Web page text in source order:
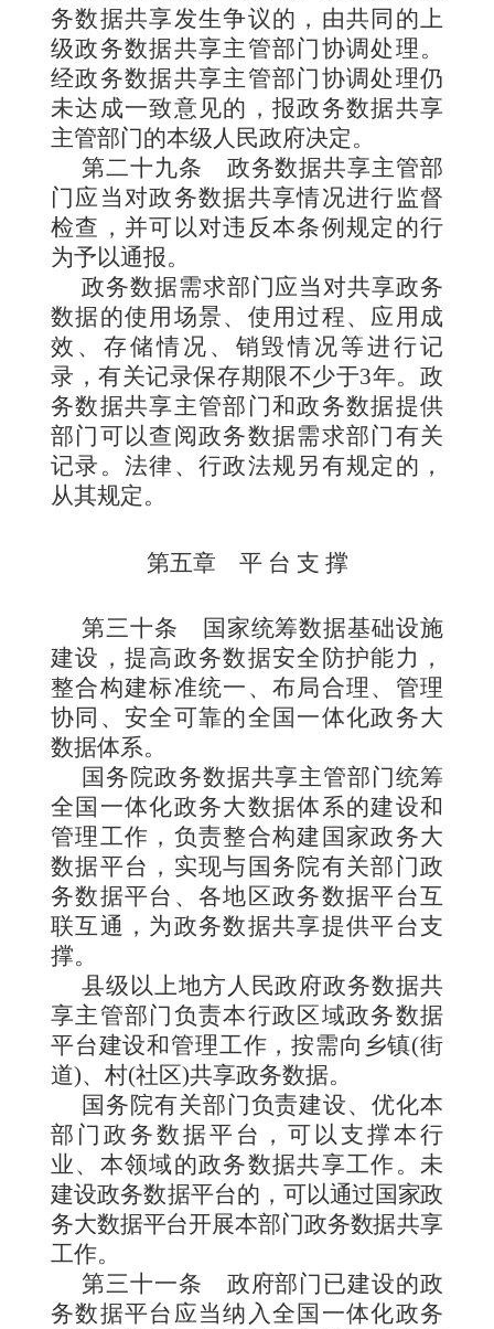
务数据共享发生争议的，由共同的上
级政务数据共享主管部门协调处理。
经政务数据共享主管部门协调处理仍
未达成一致意见的，报政务数据共享
主管部门的本级人民政府决定。
第二十九条 政务数据共享主管部
门应当对政务数据共享情况进行监督
检查，并可以对违反本条例规定的行
为予以通报。
政务数据需求部门应当对共享政务
数据的使用场景、使用过程、应用成
效、存储情况、销毁情况等进行记
录，有关记录保存期限不少于3年。政
务数据共享主管部门和政务数据提供
部门可以查阅政务数据需求部门有关
记录。法律、行政法规另有规定的，
从其规定。
第五章 平 台 支 撑
第三十条
国家统筹数据基础设施
建设，提高政务数据安全防护能力，
整合构建标准统一、布局合理、管理
协同、安全可靠的全国一体化政务大
数据体系。
国务院政务数据共享主管部门统筹
全国一体化政务大数据体系的建设和
管理工作，负责整合构建国家政务大
数据平台，实现与国务院有关部门政
务数据平台、各地区政务数据平台互
联互通，为政务数据共享提供平台支
撑。
县级以上地方人民政府政务数据共
享主管部门负责本行政区域政务数据
平台建设和管理工作，按需向乡镇(街
道)、村(社区)共享政务数据。
国务院有关部门负责建设、优化本
部门政务数据平台，可以支撑本行
业、本领域的政务数据共享工作。未
建设政务数据平台的，可以通过国家政
务大数据平台开展本部门政务数据共享
工作。
第三十一条 政府部门已建设的政
务数据平台应当纳入全国一体化政务